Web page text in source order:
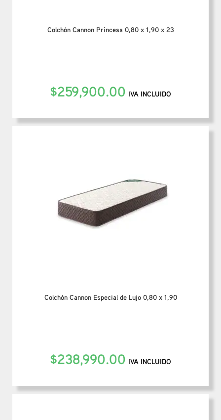
Colchón Cannon Princess 0,80 x 1,90 x 23
$259,900.00 IVA INCLUIDO
Colchón Cannon Especial de Lujo 0,80 x 1,90
$238,990.00 IVA INCLUIDO